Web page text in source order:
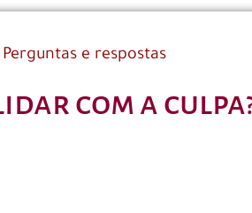
Perguntas e respostas
com a